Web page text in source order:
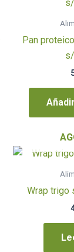
Pan
Wrap trigo